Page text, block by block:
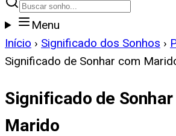
Menu
Início › Significado dos Sonhos ›
Significado de Sonhar com
Significado de
Marido